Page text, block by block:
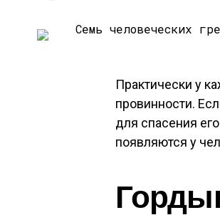
Практически у
провинности.
для спасения
появляются у